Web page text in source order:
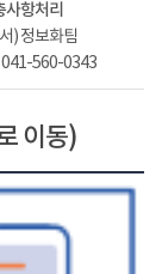
사항처리
) 정보화팀
041-560-0343
이동)